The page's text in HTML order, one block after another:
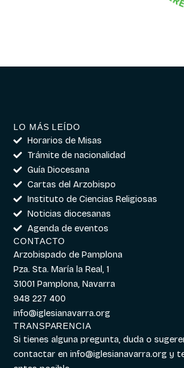
LO MÁS LEÍDO
Horarios de Misas
Trámite de nacionalidad
Guía Diocesana
Cartas del Arzobispo
Instituto de Ciencias Religiosas
Noticias diocesanas
Agenda de eventos
CONTACTO
Arzobispado de Pamplona
Pza. Sta. María la Real, 1
31001 Pamplona, Navarra
948 227 400
info@iglesianavarra.org
TRANSPARENCIA
Si tienes alguna pregunta, duda o
contactar eninfo@iglesianavarra.org y